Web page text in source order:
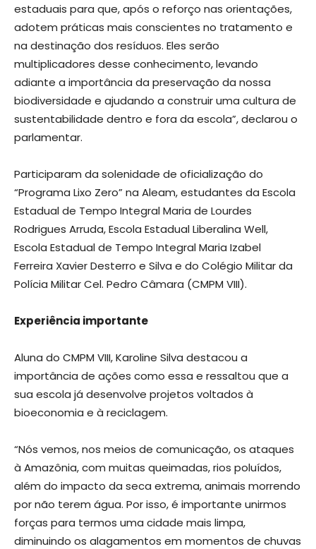
estaduais para que, após o reforço nas orientações,
adotem práticas mais conscientes no tratamento e
na destinação dos resíduos. Eles serão
multiplicadores desse conhecimento, levando
adiante a importância da preservação da nossa
biodiversidade e ajudando a construir uma cultura de
sustentabilidade dentro e fora da escola”, declarou o
parlamentar.
Participaram da solenidade de oficialização do
“Programa Lixo Zero” na Aleam, estudantes da Escola
Estadual de Tempo Integral Maria de Lourdes
Rodrigues Arruda, Escola Estadual Liberalina Well,
Escola Estadual de Tempo Integral Maria Izabel
Ferreira Xavier Desterro e Silva e do Colégio Militar da
Polícia Militar Cel. Pedro Câmara (CMPM VIII).
Experiência importante
Aluna do CMPM VIII, Karoline Silva destacou a
importância de ações como essa e ressaltou que a
sua escola já desenvolve projetos voltados à
bioeconomia e à reciclagem.
“Nós vemos, nos meios de comunicação, os ataques
à Amazônia, com muitas queimadas, rios poluídos,
além do impacto da seca extrema, animais morrendo
por não terem água. Por isso, é importante unirmos
forças para termos uma cidade mais limpa,
diminuindo os alagamentos em momentos de chuvas